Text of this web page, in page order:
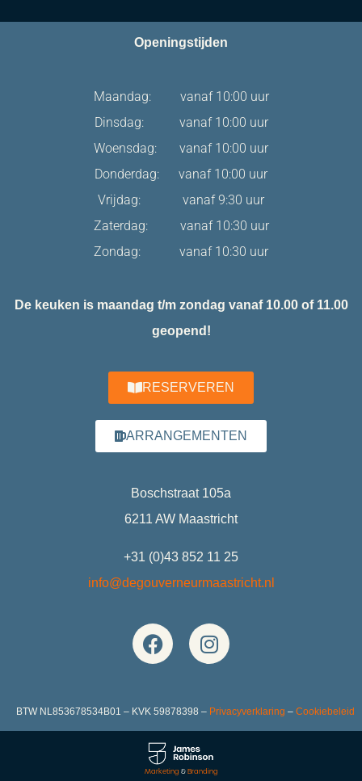
Openingstijden
Maandag: vanaf 10:00 uur
Dinsdag: vanaf 10:00 uur
Woensdag: vanaf 10:00 uur
Donderdag: vanaf 10:00 uur
Vrijdag: vanaf 9:30 uur
Zaterdag: vanaf 10:30 uur
Zondag: vanaf 10:30 uur
De keuken is maandag t/m zondag vanaf 10.00 of 11.00
geopend!
RESERVEREN
ARRANGEMENTEN
Boschstraat 105a
6211 AW Maastricht
+31 (0)43 852 11 25
info@degouverneurmaastricht.nl
BTW NL853678534B01 – KVK 59878398 – Privacyverklaring – Cookiebeleid
Marketing & Branding